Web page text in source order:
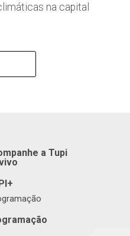
na capital
a Tupi